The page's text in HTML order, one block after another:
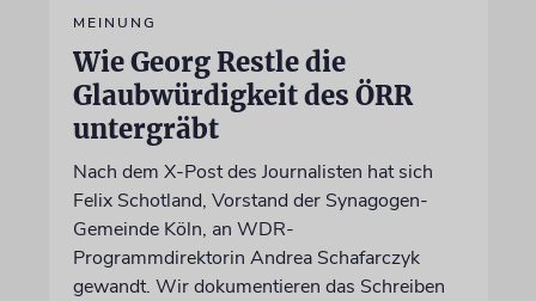
MEINUNG
Wie Georg Restle die
Glaubwürdigkeit des ÖRR
untergräbt
Nach dem X-Post des Journalisten hat sich
Felix Schotland, Vorstand der Synagogen-
Gemeinde Köln, an WDR-
Programmdirektorin Andrea Schafarczyk
gewandt. Wir dokumentieren das Schreiben